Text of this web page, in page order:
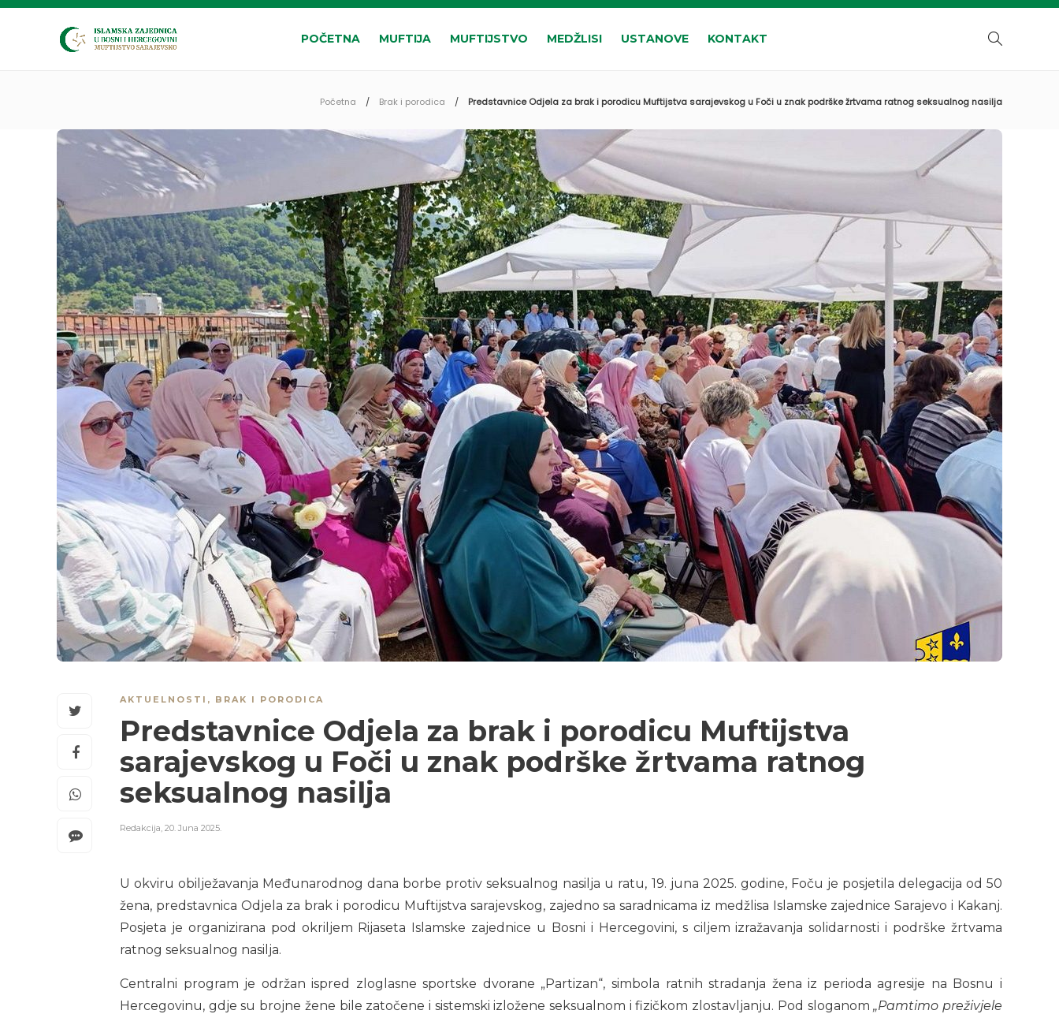
POČETNA MUFTIJA MUFTIJSTVO MEDŽLISI USTANOVE KONTAKT
Početna Brak i porodica Predstavnice Odjela za brak i porodicu Muftijstva sarajevskog u Foči u znak podrške žrtvama ratnog seksualnog nasilja
AKTUELNOSTI , BRAK I PORODICA
Predstavnice Odjela za brak i porodicu Muftijstva
sarajevskog u Foči u znak podrške žrtvama ratnog
seksualnog nasilja
Redakcija, 20. Juna 2025.
U okviru obilježavanja Međunarodnog dana borbe protiv seksualnog nasilja u ratu, 19. juna 2025. godine, Foču je posjetila delegacija od 50
žena, predstavnica Odjela za brak i porodicu Muftijstva sarajevskog, zajedno sa saradnicama iz medžlisa Islamske zajednice Sarajevo i Kakanj.
Posjeta je organizirana pod okriljem Rijaseta Islamske zajednice u Bosni i Hercegovini, s ciljem izražavanja solidarnosti i podrške žrtvama
ratnog seksualnog nasilja.
Centralni program je održan ispred zloglasne sportske dvorane „Partizan“, simbola ratnih stradanja žena iz perioda agresije na Bosnu i
Hercegovinu, gdje su brojne žene bile zatočene i sistemski izložene seksualnom i fizičkom zlostavljanju. Pod sloganom„Pamtimo preživjele